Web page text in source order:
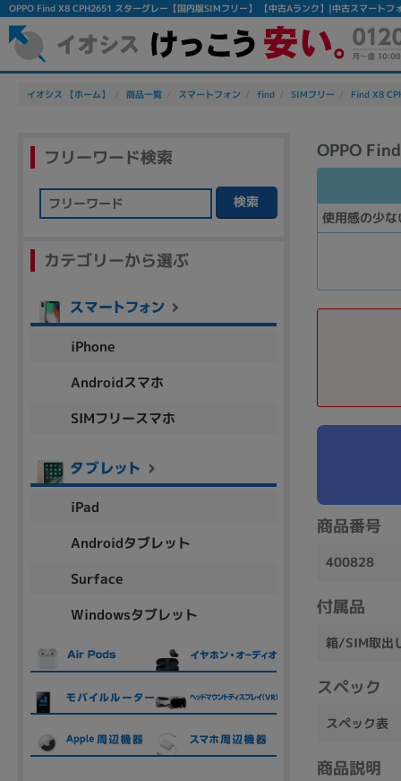
OPPO Find X8 CPH2651 スターグレー【国内版SIMフリー】 【中古Aランク】|中古スマートフ
イオシス 【ホーム】 商品一覧 スマートフォン find SIMフリー Find X8
OPPO
使用感の少な
商品番号
400828
付属品
箱/SIM取出
スペック
スペック表
商品説明
フリーワード検索
検索
カテゴリーから選ぶ
iPhone
Androidスマホ
SIMフリースマホ
iPad
Androidタブレット
Surface
Windowsタブレット
除外ワード
人気の検索ワード：Let's note EliteBook
商品シリーズ名・ブランド名の絞り込み。
aspire Inspiron
商品の搭載機能による絞り込み
Webカメラ内蔵
ランク
商品状態の絞り込み